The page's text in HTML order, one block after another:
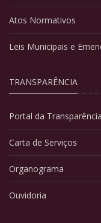
Atos Normativos
Leis Municipais e
TRANSPARÊNCIA
Portal da Transparência
Carta de Serviços
Organograma
Ouvidoria